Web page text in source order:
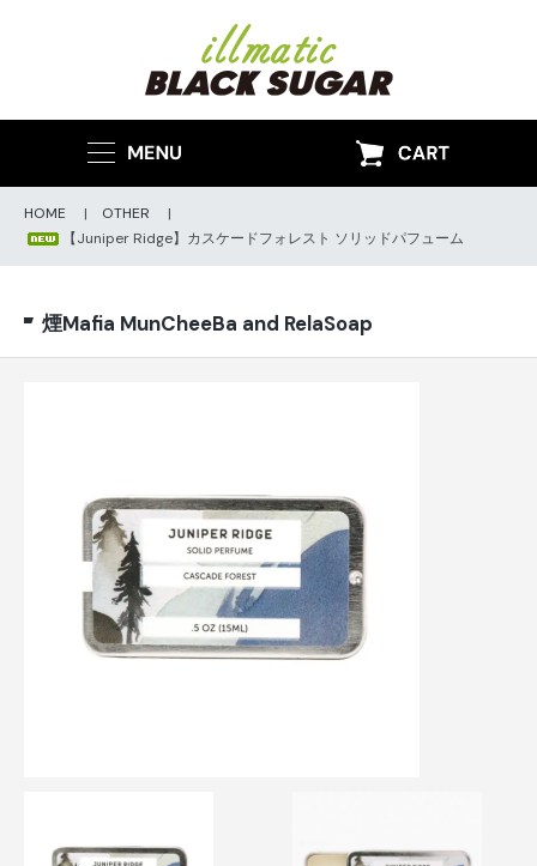
HOME | OTHER
|
【Juniper Ridge】カスケードフォレスト ソリッドパフューム
煙Mafia MunCheeBa and RelaSoap